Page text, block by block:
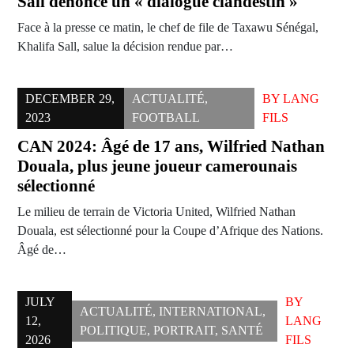
Face à la presse ce matin, le chef de file de Taxawu Sénégal,
Khalifa Sall, salue la décision rendue par…
DECEMBER 29,
2023
ACTUALITÉ,
FOOTBALL
BY LANG
FILS
CAN 2024: Âgé de 17 ans, Wilfried Nathan
Douala, plus jeune joueur camerounais
sélectionné
Le milieu de terrain de Victoria United, Wilfried Nathan
Douala, est sélectionné pour la Coupe d’Afrique des Nations.
Âgé de…
JULY
12,
2026
ACTUALITÉ, INTERNATIONAL,
POLITIQUE,PORTRAIT, SANTÉ
BY
LANG
FILS